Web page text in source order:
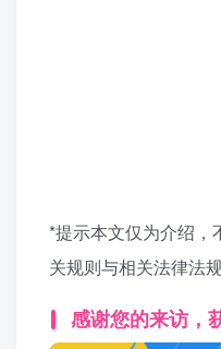
*提示本文仅为介绍
关规则与相关法律法
感谢您的来访，